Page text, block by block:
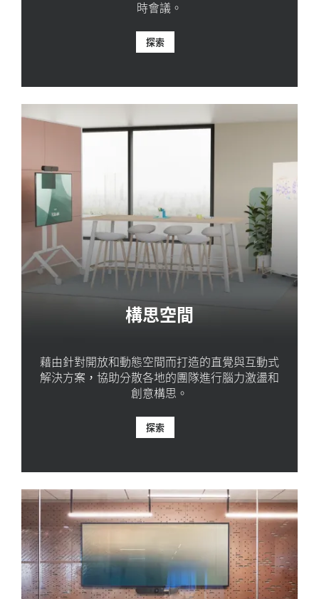
時會議。
探索
構思空間
藉由針對開放和動態空間而打造的直覺與互動式
解決方案，協助分散各地的團隊進行腦力激盪和
創意構思。
探索